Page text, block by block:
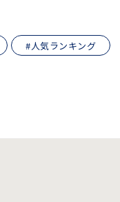
#人気ランキング